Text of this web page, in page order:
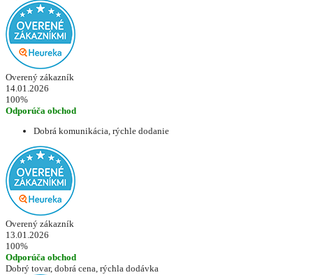
Overený zákazník
14.01.2026
100%
Odporúča obchod
Dobrá komunikácia, rýchle dodanie
Overený zákazník
13.01.2026
100%
Odporúča obchod
Dobrý tovar, dobrá cena, rýchla dodávka